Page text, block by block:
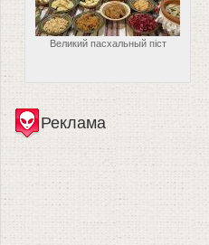
Великий пасхальный піст
Реклама